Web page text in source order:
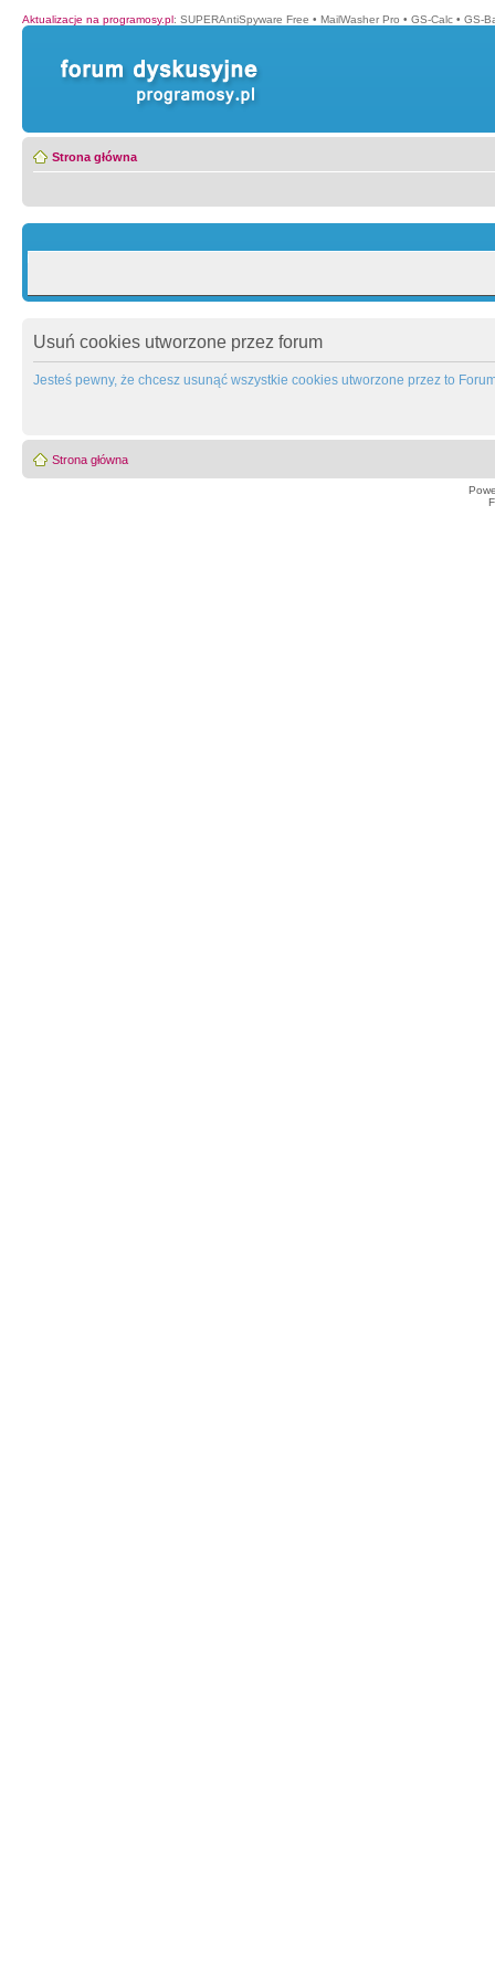
Aktualizacje na programosy.pl: SUPERAntiSpyware Free • MailWasher Pro • GS-Calc • GS-
Strona główna
Usuń cookies utworzone przez forum
Jesteś pewny, że chcesz usunąć wszystkie cookies utworzone przez to
Strona główna